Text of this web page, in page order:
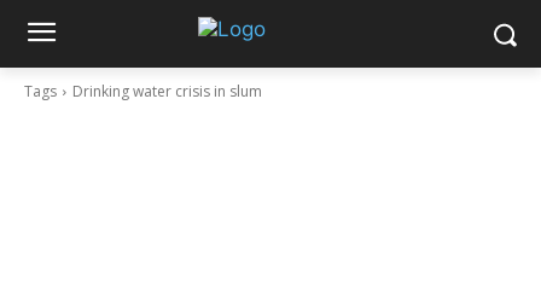
Tags Drinking water crisis in slum